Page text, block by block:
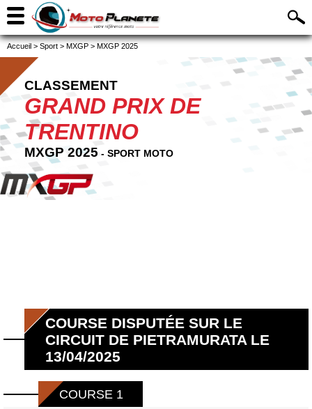
Accueil > Sport > MXGP > MXGP 2025
CLASSEMENT
GRAND PRIX DE
TRENTINO
MXGP 2025 - SPORT MOTO
COURSE DISPUTÉE SUR LE
CIRCUIT DE PIETRAMURATA LE
13/04/2025
COURSE 1